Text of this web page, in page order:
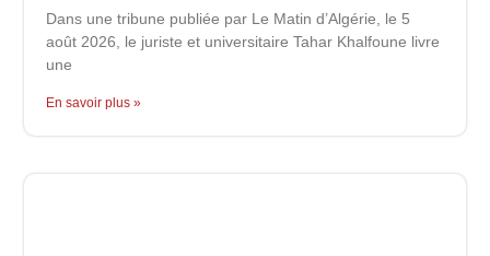
Dans une tribune publiée par Le Matin d’Algérie, le 5
août 2026, le juriste et universitaire Tahar Khalfoune livre
une
En savoir plus »